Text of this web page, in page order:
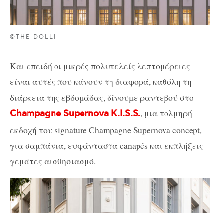
©THE DOLLI
Και επειδή οι μικρές πολυτελείς λεπτομέρειες
είναι αυτές που κάνουν τη διαφορά, καθόλη τη
διάρκεια της εβδομάδας, δίνουμε ραντεβού στο
Champagne Supernova K.I.S.S., μια τολμηρή
εκδοχή του signature Champagne Supernova concept,
για σαμπάνια, ευφάνταστα canapés και εκπλήξεις
γεμάτες αισθησιασμό.